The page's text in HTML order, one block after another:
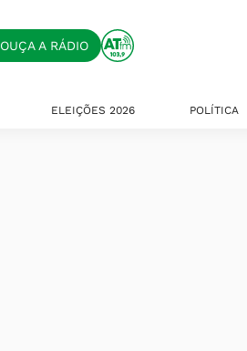
OUÇA A RÁDIO
ELEIÇÕES 2026 POLÍTICA